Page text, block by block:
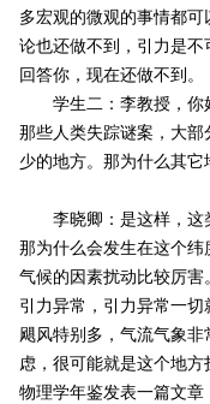
多宏观的微观的事情都
论也还做不到，引力是
回答你，现在还做不到。
学生二：李教授，你
那些人类失踪谜案，大
少的地方。那为什么其它
李晓卿：是这样，这类
那为什么会发生在这个
气候的因素扰动比较厉
引力异常，引力异常一切
飓风特别多，气流气象
虑，很可能就是这个地方
物理学年鉴发表一篇文